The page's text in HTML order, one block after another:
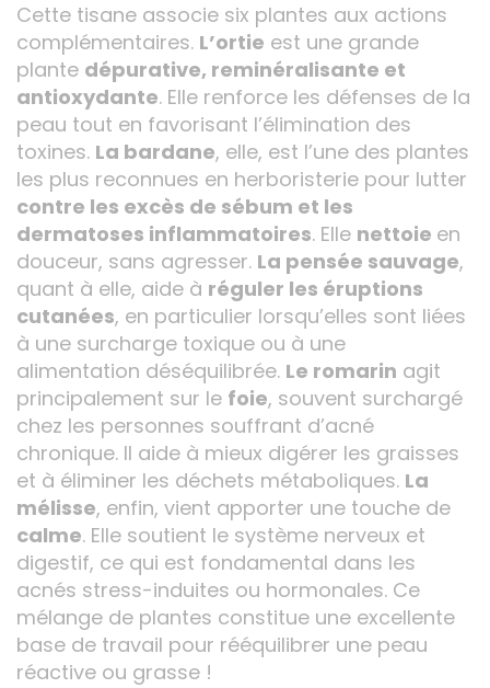
Cette tisane associe six plantes aux actions
complémentaires. L’ortie est une grande
plante dépurative, reminéralisante et
antioxydante. Elle renforce les défenses de la
peau tout en favorisant l’élimination des
toxines. La bardane, elle, est l’une des plantes
les plus reconnues en herboristerie pour lutter
contre les excès de sébum et les
dermatoses inflammatoires. Elle nettoie en
douceur, sans agresser. La pensée sauvage,
quant à elle, aide à réguler les éruptions
cutanées, en particulier lorsqu’elles sont liées
à une surcharge toxique ou à une
alimentation déséquilibrée. Le romarin agit
principalement sur le foie, souvent surchargé
chez les personnes souffrant d’acné
chronique. Il aide à mieux digérer les graisses
et à éliminer les déchets métaboliques. La
mélisse, enfin, vient apporter une touche de
calme. Elle soutient le système nerveux et
digestif, ce qui est fondamental dans les
acnés stress-induites ou hormonales. Ce
mélange de plantes constitue une excellente
base de travail pour rééquilibrer une peau
réactive ou grasse !